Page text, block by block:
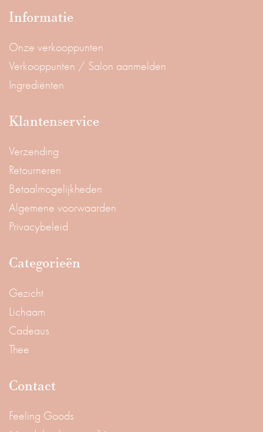
Informatie
Onze verkooppunten
Verkooppunten / Salon aanmelden
Ingrediënten
Klantenservice
Verzending
Retourneren
Betaalmogelijkheden
Algemene voorwaarden
Privacybeleid
Categorieën
Gezicht
Lichaam
Cadeaus
Thee
Contact
Feeling Goods